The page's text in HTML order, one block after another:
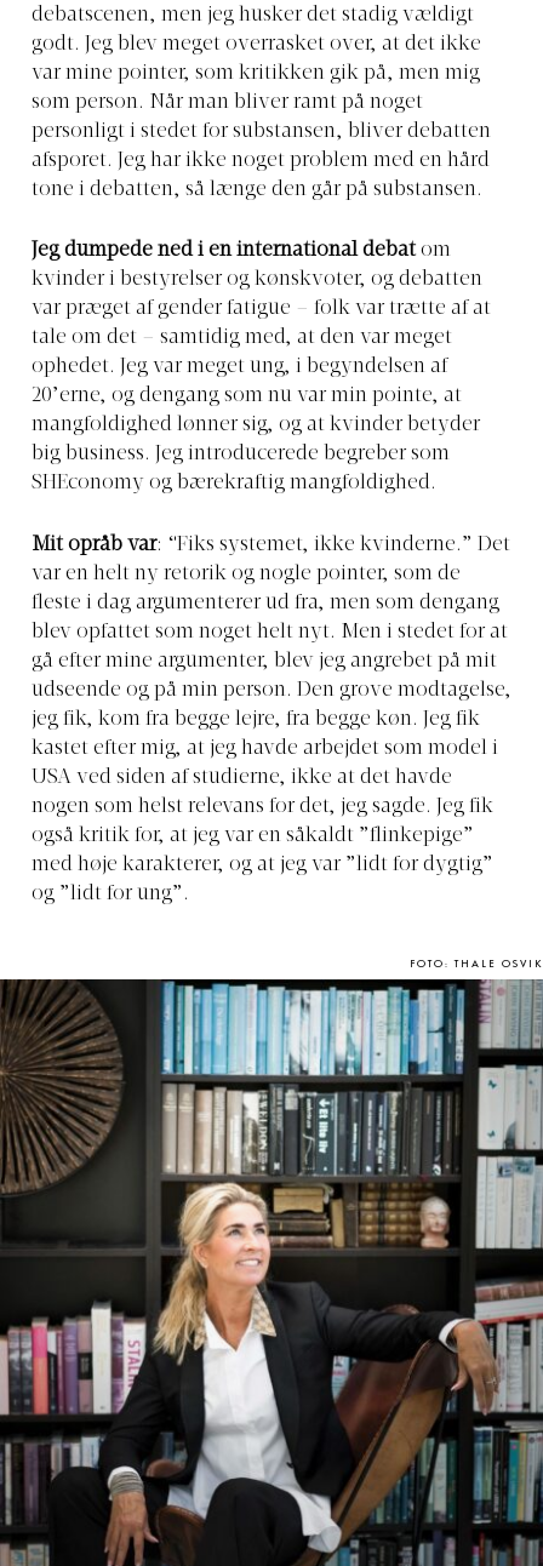
debatscenen, men jeg husker det stadig vældigt
godt. Jeg blev meget overrasket over, at det ikke
var mine pointer, som kritikken gik på, men mig
som person. Når man bliver ramt på noget
personligt i stedet for substansen, bliver debatten
afsporet. Jeg har ikke noget problem med en hård
tone i debatten, så længe den går på substansen.
Jeg dumpede ned i en international debatom
kvinder i bestyrelser og kønskvoter, og debatten
var præget af gender fatigue – folk var trætte af at
tale om det – samtidig med, at den var meget
ophedet. Jeg var meget ung, i begyndelsen af
20’erne, og dengang som nu var min pointe, at
mangfoldighed lønner sig, og at kvinder betyder
big business. Jeg introducerede begreber som
SHEconomy og bærekraftig mangfoldighed.
Mit opråb var: “Fiks systemet, ikke kvinderne.” Det
var en helt ny retorik og nogle pointer, som de
fleste i dag argumenterer ud fra, men som dengang
blev opfattet som noget helt nyt. Men i stedet for at
gå efter mine argumenter, blev jeg angrebet på mit
udseende og på min person. Den grove modtagelse,
jeg fik, kom fra begge lejre, fra begge køn. Jeg fik
kastet efter mig, at jeg havde arbejdet som model i
USA ved siden af studierne, ikke at det havde
nogen som helst relevans for det, jeg sagde. Jeg fik
også kritik for, at jeg var en såkaldt ”flinkepige”
med høje karakterer, og at jeg var ”lidt for dygtig”
og ”lidt for ung”.
FOTO: THALE OSVIK